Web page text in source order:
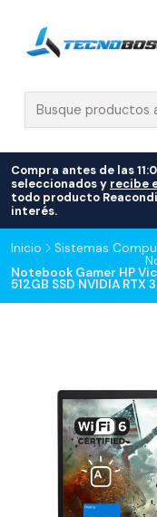
Compra antes de las
seleccionados y recibe
todo producto
interés.
Inicio Sistemas
Notebook Gamer HP
512GB SSD NVIDIA